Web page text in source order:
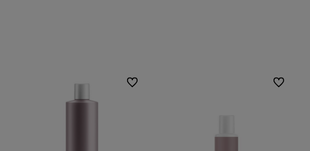
do ulubionych do